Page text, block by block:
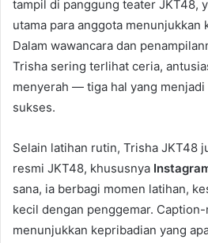
tampil di panggung teater JKT48,
utama para anggota menunjukkan
Dalam wawancara dan
Trisha sering terlihat ceria,
menyerah — tiga hal yang
sukses.
Selain latihan rutin, Trisha JKT48
resmi JKT48, khususnya
sana, ia berbagi momen latihan,
kecil dengan penggemar.
menunjukkan kepribadian yang